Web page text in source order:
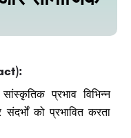
प्रभाव विभिन्न
को प्रभावित करता